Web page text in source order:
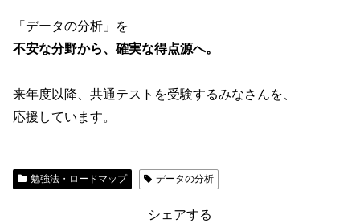
「データの分析」を
不安な分野から、確実な得点源へ。
来年度以降、共通テストを受験するみなさんを、
応援しています。
勉強法・ロードマップ データの分析
シェアする